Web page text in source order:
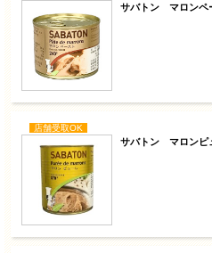
サバトン マロンペ
店舗受取OK
サバトン マロン